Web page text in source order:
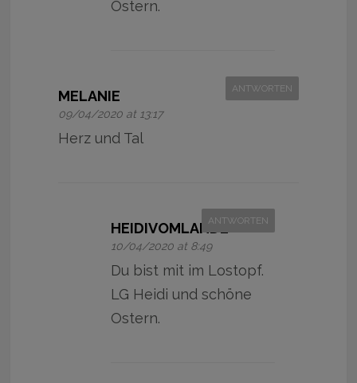
Ostern.
MELANIE
09/04/2020 at 13:17
ANTWORTEN
Herz und Tal
HEIDIVOMLANDE
10/04/2020 at 8:49
ANTWORTEN
Du bist mit im Lostopf.
LG Heidi und schöne
Ostern.